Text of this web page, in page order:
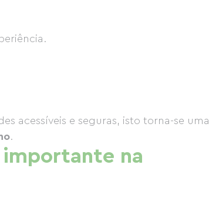
acessíveis e seguras, isto torna-se uma
.
na